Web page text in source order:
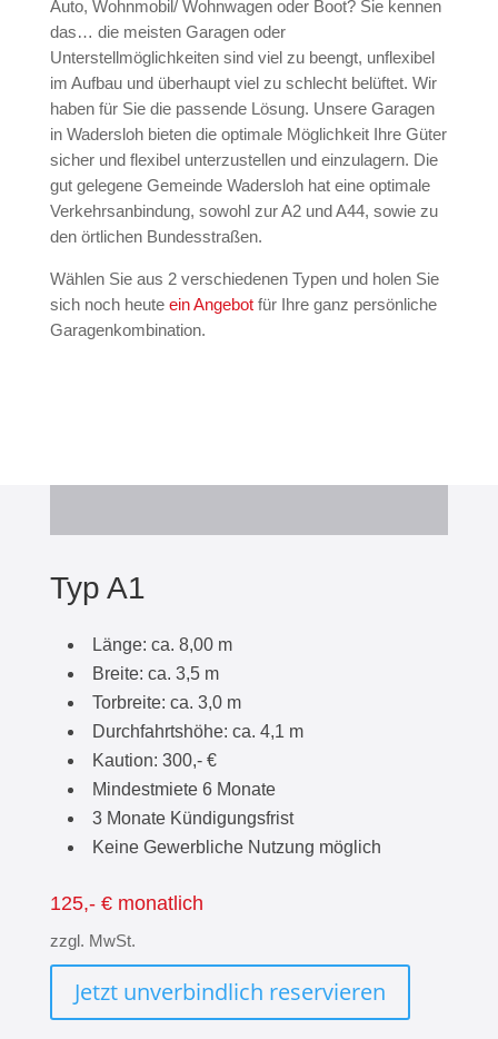
Auto, Wohnmobil/ Wohnwagen oder Boot? Sie kennen
das… die meisten Garagen oder
Unterstellmöglichkeiten sind viel zu beengt, unflexibel
im Aufbau und überhaupt viel zu schlecht belüftet. Wir
haben für Sie die passende Lösung. Unsere Garagen
in Wadersloh bieten die optimale Möglichkeit Ihre Güter
sicher und flexibel unterzustellen und einzulagern. Die
gut gelegene Gemeinde Wadersloh hat eine optimale
Verkehrsanbindung, sowohl zur A2 und A44, sowie zu
den örtlichen Bundesstraßen.
Wählen Sie aus 2 verschiedenen Typen und holen Sie
sich noch heute ein Angebotfür Ihre ganz persönliche
Garagenkombination.
Typ A1
Länge: ca. 8,00 m
Breite: ca. 3,5 m
Torbreite: ca. 3,0 m
Durchfahrtshöhe: ca. 4,1 m
Kaution: 300,- €
Mindestmiete 6 Monate
3 Monate Kündigungsfrist
Keine Gewerbliche Nutzung möglich
125,- € monatlich
zzgl. MwSt.
Jetzt unverbindlich reservieren